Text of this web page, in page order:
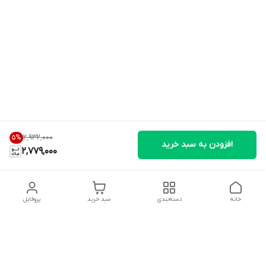
۲٬۹۳۲٬۰۰۰ 5%
2,779,000
افزودن به سبد خرید
پروفایل سبد خرید دسته‌بندی خانه